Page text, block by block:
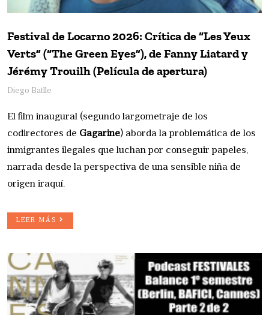
Festival de Locarno 2026: Crítica de “Les Yeux
Verts” (“The Green Eyes”), de Fanny Liatard y
Jérémy Trouilh (Película de apertura)
Diego Batlle
El film inaugural (segundo largometraje de los
codirectores de Gagarine) aborda la problemática de los
inmigrantes ilegales que luchan por conseguir papeles,
narrada desde la perspectiva de una sensible niña de
origen iraquí.
LEER MÁS